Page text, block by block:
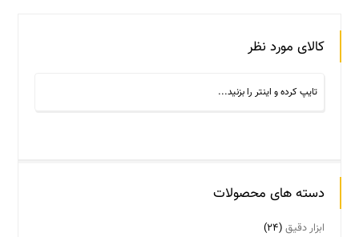
کالای مورد نظر
دسته های محصولات
ابزار دقیق (۲۴)